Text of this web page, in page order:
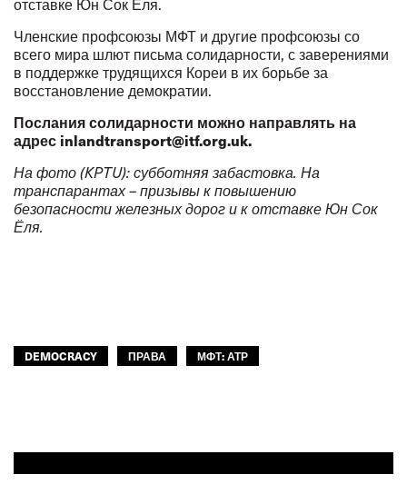
отставке Юн Сок Ёля.
Членские профсоюзы МФТ и другие профсоюзы со
всего мира шлют письма солидарности, с заверениями
в поддержке трудящихся Кореи в их борьбе за
восстановление демократии.
Послания солидарности можно направлять на
адрес inlandtransport@itf.org.uk.
На фото (KPTU): субботняя забастовка. На
транспарантах – призывы к повышению
безопасности железных дорог и к отставке Юн Сок
Ёля.
DEMOCRACY ПРАВА МФТ: АТР